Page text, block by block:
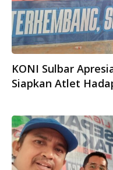
KONI Sulbar
Siapkan Atlet